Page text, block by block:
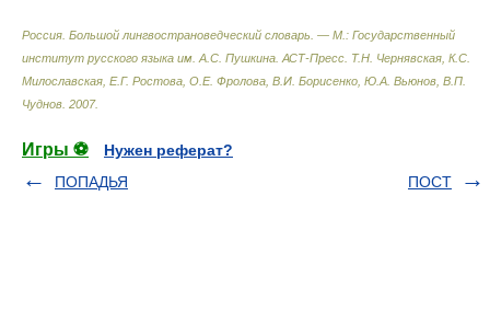
Россия. Большой лингвострановедческий словарь. — М.: Государственный
институт русского языка им. А.С. Пушкина. АСТ-Пресс Т.Н. Чернявская, К.С.
Милославская, Е.Г. Ростова, О.Е. Фролова, В.И. Борисенко, Ю.А. Вьюнов, В.П.
Чуднов 2007.
Игры ⚽
Нужен реферат?
ПОПАДЬЯ
ПОСТ